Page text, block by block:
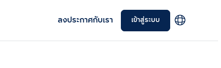
ลงประกาศกับเรา เข้าสู่ระบบ